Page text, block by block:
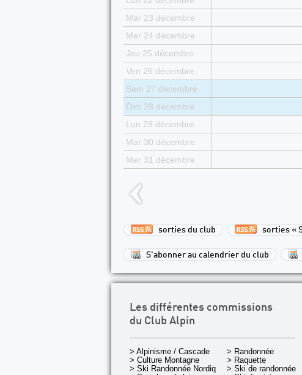
Mar 23 décembre
Mer 24 décembre
Jeu 25 décembre
Ven 26 décembre
Sam 27 décembre
Dim 28 décembre
Lun 29 décembre
Mar 30 décembre
Mer 31 décembre
sorties du club sorties «
S'abonner au calendrier du club
Les différentes commissions
du Club Alpin
> Alpinisme / Cascade
> Culture Montagne
> Ski Randonnée Nordique
> Randonnée
> Raquette
> Ski de randonnée